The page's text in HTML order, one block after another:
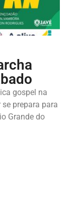
gospel na
prepara para
Grande do